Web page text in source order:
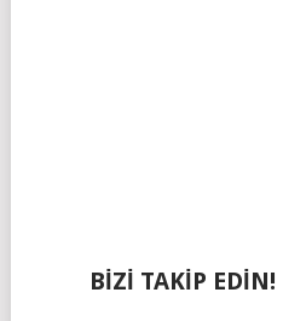
BIZI TAKIP EDIN!